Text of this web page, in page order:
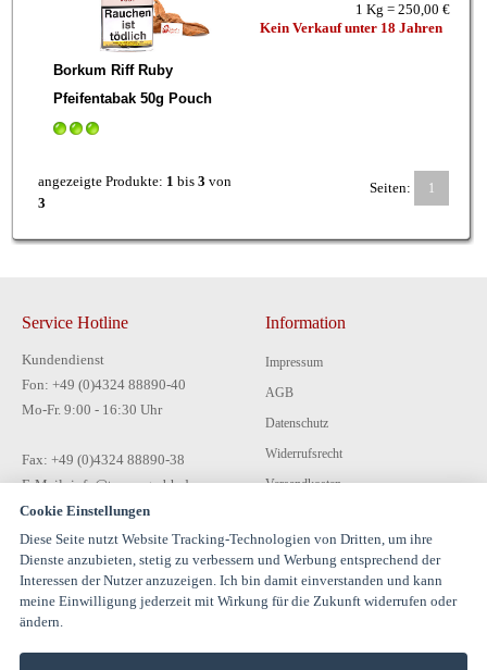
Borkum Riff Ruby
Pfeifentabak 50g Pouch
1 Kg = 250,00 €
Kein Verkauf unter 18 Jahren
angezeigte Produkte: 1 bis 3 von
3
Seiten: 1
Service Hotline
Kundendienst
Fon: +49 (0)4324 88890-40
Mo-Fr. 9:00 - 16:30 Uhr
Fax: +49 (0)4324 88890-38
E-Mail: info@tecon-gmbh.de
Information
Impressum
AGB
Datenschutz
Widerrufsrecht
Versandkosten
Kontakt
Cookie Einstellungen
Diese Seite nutzt Website Tracking-Technologien von Dritten, um ihre
Dienste anzubieten, stetig zu verbessern und Werbung entsprechend der
Interessen der Nutzer anzuzeigen. Ich bin damit einverstanden und kann
meine Einwilligung jederzeit mit Wirkung für die Zukunft widerrufen oder
ändern.